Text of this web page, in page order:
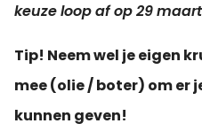
keuze loop af op 29
Tip! Neem wel je eigen
mee (olie / boter) om er
kunnen geven!